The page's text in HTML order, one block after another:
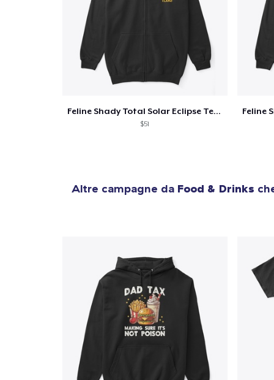
Feline Shady Total Solar Eclipse Texas
$51
Altre campagne da Food & Drinks